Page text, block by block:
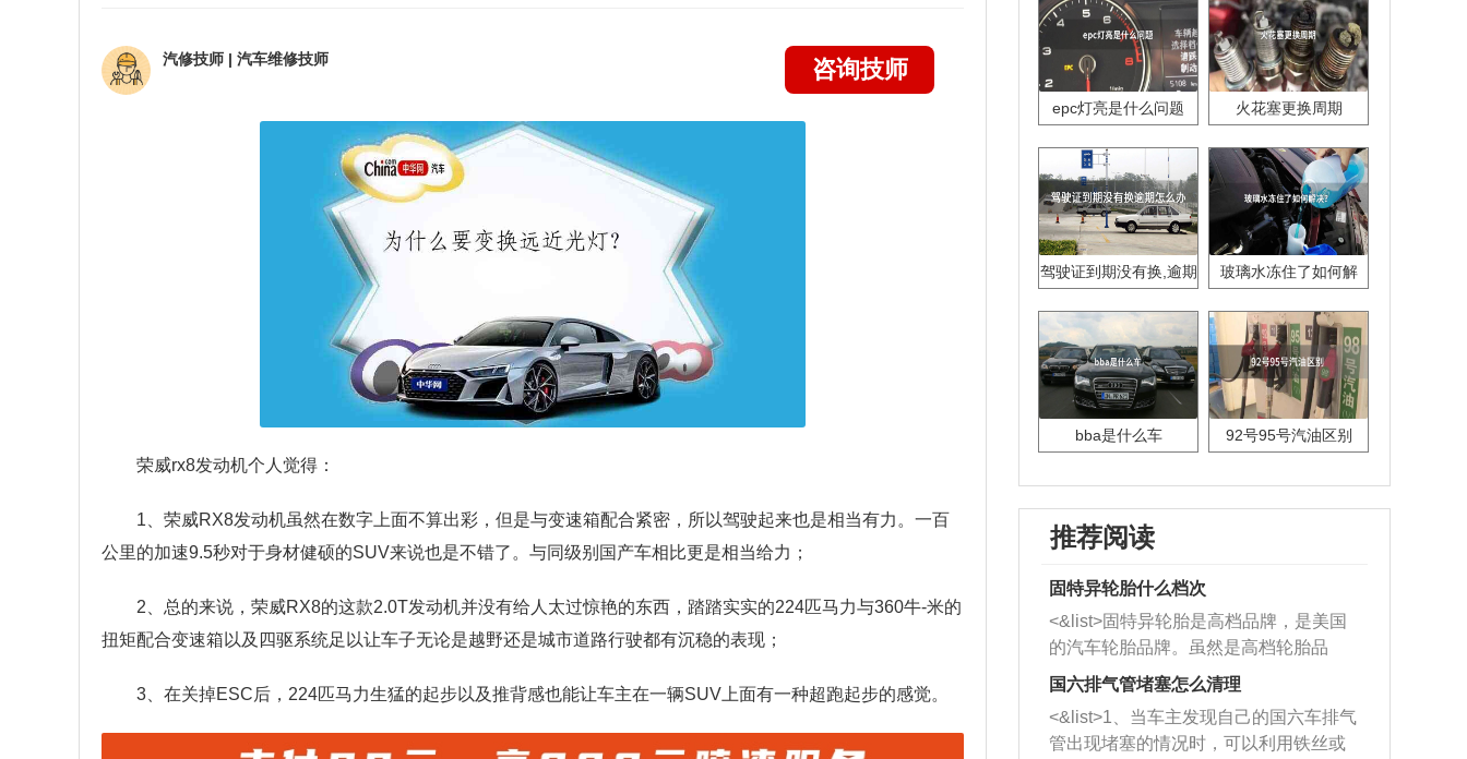
汽修技师 | 汽车维修技师 咨询技师
荣威rx8发动机个人觉得：
1、荣威RX8发动机虽然在数字上面不算出彩，但是与变速箱配合紧密，所以驾驶起来也是相当有力。一百
公里的加速9.5秒对于身材健硕的SUV来说也是不错了。与同级别国产车相比更是相当给力；
2、总的来说，荣威RX8的这款2.0T发动机并没有给人太过惊艳的东西，踏踏实实的224匹马力与360牛-米的
扭矩配合变速箱以及四驱系统足以让车子无论是越野还是城市道路行驶都有沉稳的表现；
3、在关掉ESC后，224匹马力生猛的起步以及推背感也能让车主在一辆SUV上面有一种超跑起步的感觉。
epc灯亮是什么问题 火花塞更换周期
驾驶证到期没有换,逾期
玻璃水冻住了如何解
bba是什么车 92号95号汽油区别
推荐阅读
固特异轮胎什么档次
<&list>固特异轮胎是高档品牌，是美国
的汽车轮胎品牌。虽然是高档轮胎品
牌，但是中高低端的轮胎都有生产，这
也是为了更好的开拓市场。
国六排气管堵塞怎么清理
<&list>1、当车主发现自己的国六车排气
管出现堵塞的情况时，可以利用铁丝或